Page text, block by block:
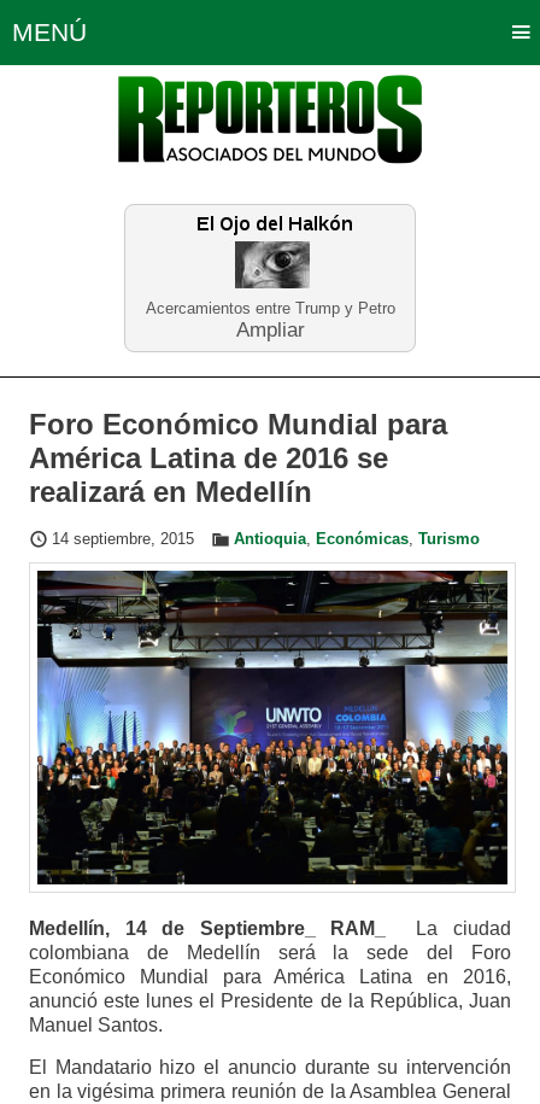
Acercamientos entre Trump y Petro
Ampliar
MENÚ
Política Opinión Bogotá
Planeta Tierra Deportes
Educación Neira
Foro Económico Mundial para
América Latina de 2016 se
realizará en Medellín
14 septiembre, 2015 Antioquia, Económicas, Turismo
Medellín, 14 de Septiembre_ RAM_
La ciudad
colombiana de Medellín será la sede del Foro
Económico Mundial para América Latina en 2016,
anunció este lunes el Presidente de la República, Juan
Manuel Santos.
El Mandatario hizo el anuncio durante su intervención
en la vigésima primera reunión de la Asamblea General